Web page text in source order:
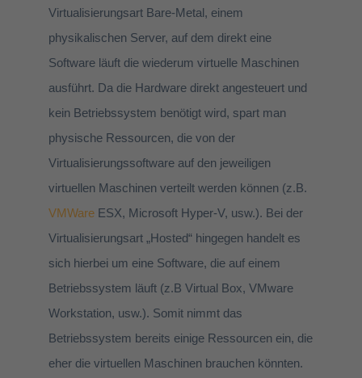
Virtualisierungsart Bare-Metal, einem
physikalischen Server, auf dem direkt eine
Software läuft die wiederum virtuelle Maschinen
ausführt. Da die Hardware direkt angesteuert und
kein Betriebssystem benötigt wird, spart man
physische Ressourcen, die von der
Virtualisierungssoftware auf den jeweiligen
virtuellen Maschinen verteilt werden können (z.B.
VMWare ESX, Microsoft Hyper-V, usw.). Bei der
Virtualisierungsart „Hosted“ hingegen handelt es
sich hierbei um eine Software, die auf einem
Betriebssystem läuft (z.B Virtual Box, VMware
Workstation, usw.). Somit nimmt das
Betriebssystem bereits einige Ressourcen ein, die
eher die virtuellen Maschinen brauchen könnten.